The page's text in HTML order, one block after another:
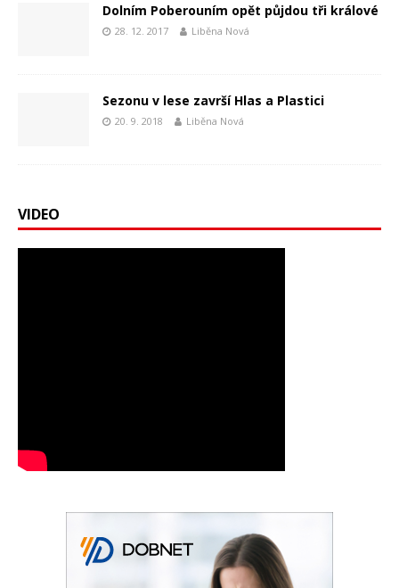
Dolním Poberouním opět půjdou tři králové
28. 12. 2017 Liběna Nová
Sezonu v lese završí Hlas a Plastici
20. 9. 2018 Liběna Nová
VIDEO